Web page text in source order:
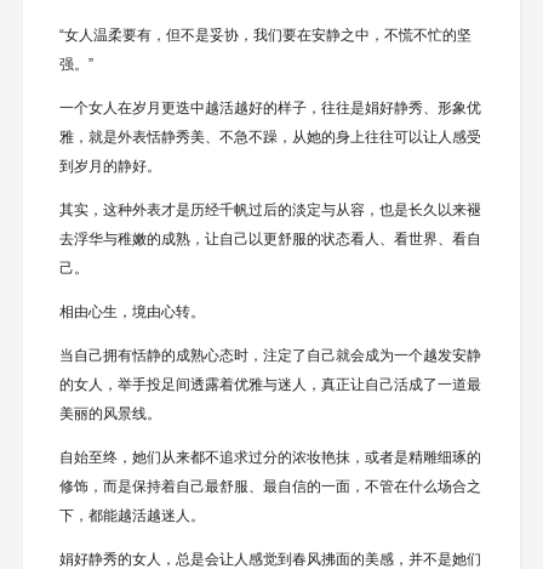
“女人温柔要有，但不是妥协，我们要在安静之中，不慌不忙的坚
强。”
一个女人在岁月更迭中越活越好的样子，往往是娟好静秀、形象优
雅，就是外表恬静秀美、不急不躁，从她的身上往往可以让人感受
到岁月的静好。
其实，这种外表才是历经千帆过后的淡定与从容，也是长久以来褪
去浮华与稚嫩的成熟，让自己以更舒服的状态看人、看世界、看自
己。
相由心生，境由心转。
当自己拥有恬静的成熟心态时，注定了自己就会成为一个越发安静
的女人，举手投足间透露着优雅与迷人，真正让自己活成了一道最
美丽的风景线。
自始至终，她们从来都不追求过分的浓妆艳抹，或者是精雕细琢的
修饰，而是保持着自己最舒服、最自信的一面，不管在什么场合之
下，都能越活越迷人。
娟好静秀的女人，总是会让人感觉到春风拂面的美感，并不是她们